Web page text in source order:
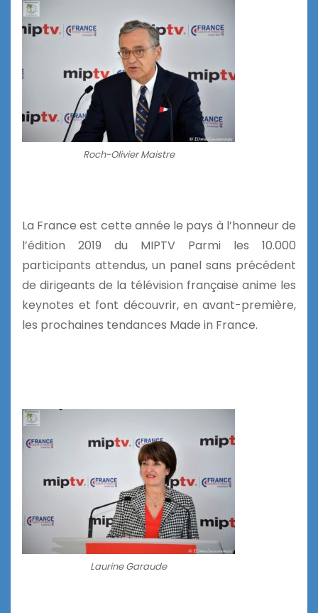
Roch-Olivier Maistre
La France est cette année le pays à l’honneur de
l’édition 2019 du MIPTV Parmi les 10.000
participants attendus, un panel sans précédent
de dirigeants de la télévision française anime les
keynotes et font découvrir, en avant-première,
les prochaines tendances Made in France.
Laurine Garaude